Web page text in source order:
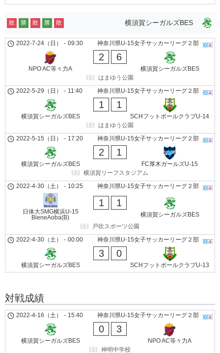
横須賀シーガルズBES
敗 勝 敗 勝 敗
神奈川県U-15女子サッカーリーグ２部
2022-7-24（日） - 09:30
NPO AC等々力A
2 6
横須賀シーガルズBES
はまゆう公園
神奈川県U-15女子サッカーリーグ２部
2022-5-29（日） - 11:40
横須賀シーガルズBES
1 1
SCHフットボールクラブU-14
はまゆう公園
神奈川県U-15女子サッカーリーグ２部
2022-5-15（日） - 17:20
横須賀シーガルズBES
2 1
FC厚木ガールズU-15
横須賀リーフスタジアム
神奈川県U-15女子サッカーリーグ２部
2022-4-30（土） - 10:25
日体大SMG横浜U-15
BieneAoba(B)
1 1
横須賀シーガルズBES
戸吹スポーツ公園
神奈川県U-15女子サッカーリーグ２部
2022-4-30（土） - 00:00
横須賀シーガルズBES
3 0
SCHフットボールクラブU-13
対戦成績
神奈川県U-15女子サッカーリーグ２部
2022-4-16（土） - 15:40
横須賀シーガルズBES
0 3
NPO AC等々力A
神明中学校